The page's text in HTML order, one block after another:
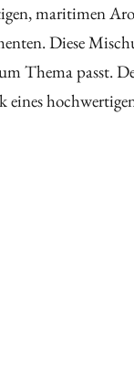
maritimen
Diese
Thema passt.
eines